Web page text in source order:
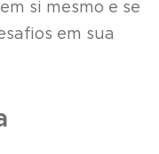
si mesmo e se
em sua